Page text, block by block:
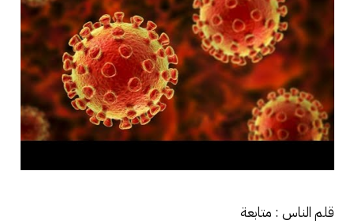
قلم الناس : متابعة